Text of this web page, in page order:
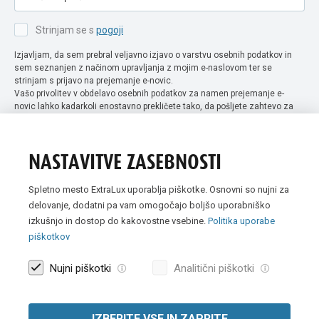
Strinjam se s pogoji
Izjavljam, da sem prebral veljavno izjavo o varstvu osebnih podatkov in
sem seznanjen z načinom upravljanja z mojim e-naslovom ter se
strinjam s prijavo na prejemanje e-novic.
Vašo privolitev v obdelavo osebnih podatkov za namen prejemanje e-
novic lahko kadarkoli enostavno prekličete tako, da pošljete zahtevo za
NASTAVITVE ZASEBNOSTI
Spletno mesto ExtraLux uporablja piškotke. Osnovni so nujni za
delovanje, dodatni pa vam omogočajo boljšo uporabniško
izkušnjo in dostop do kakovostne vsebine. Politika uporabe
piškotkov
Nujni piškotki Analitični piškotki